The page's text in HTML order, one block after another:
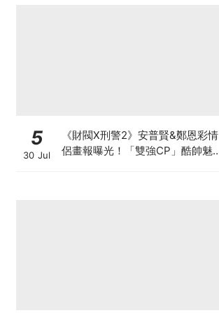
5
30 Jul
《財閥X刑警2》安普賢&鄭恩彩情
侶畫報曝光！「雙強CP」酷帥魅